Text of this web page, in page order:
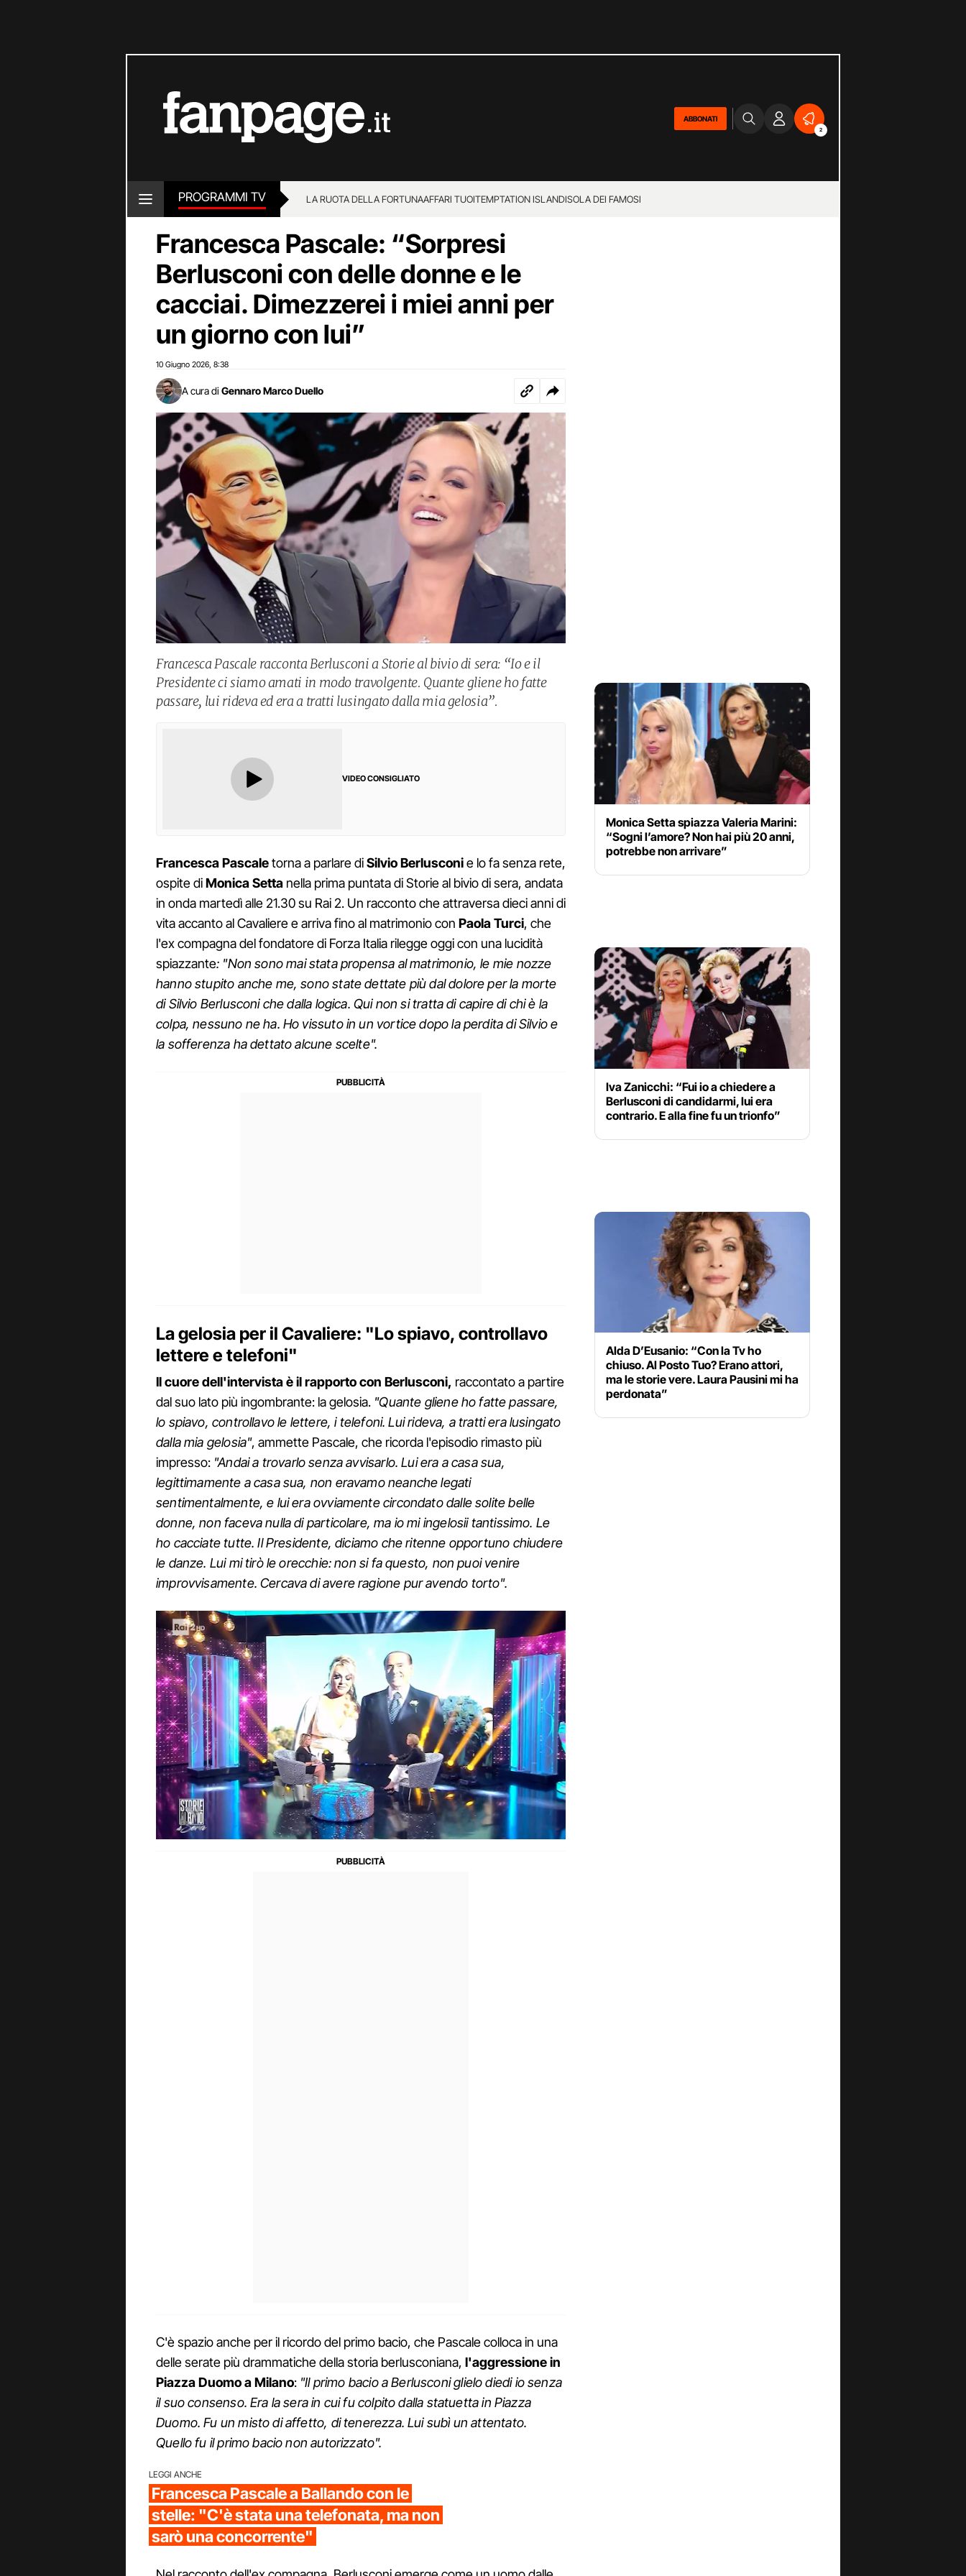
ABBONATI
2
PROGRAMMI TV LA RUOTA DELLA FORTUNAAFFARI TUOITEMPTATION ISLANDISOLA DEI FAMOSI
Francesca Pascale: “Sorpresi
Berlusconi con delle donne e le
cacciai. Dimezzerei i miei anni per
un giorno con lui”
10 Giugno 2026 8:38
A cura di Gennaro Marco Duello
Francesca Pascale racconta Berlusconi a Storie al bivio di sera: “Io e il
Presidente ci siamo amati in modo travolgente. Quante gliene ho fatte
passare, lui rideva ed era a tratti lusingato dalla mia gelosia”.
VIDEO CONSIGLIATO
FrancescaPascaletorna a parlare diSilvioBerlusconie lo fa senza rete,
ospite diMonicaSetta nella prima puntata di Storie al bivio di sera, andata
in onda martedì alle 21.30 su Rai 2. Un racconto che attraversa dieci anni di
vita accanto al Cavaliere e arriva fino al matrimonio con PaolaTurci, che
l'ex compagna del fondatore di Forza Italia rilegge oggi con una lucidità
spiazzante: "Non sono mai stata propensa al matrimonio, le mie nozze
hanno stupito anche me, sono state dettate più dal dolore per la morte
di Silvio Berlusconi che dalla logica. Qui non si tratta di capire di chi è la
colpa, nessuno ne ha. Ho vissuto in un vortice dopo la perdita di Silvio e
la sofferenza ha dettato alcune scelte".
La gelosia per il Cavaliere: "Lo spiavo, controllavo
lettere e telefoni"
Il cuore dell'intervista è il rapporto con Berlusconi, raccontato a partire
dal suo lato più ingombrante: la gelosia. "Quante gliene ho fatte passare,
lo spiavo, controllavo le lettere, i telefoni. Lui rideva, a tratti era lusingato
dalla mia gelosia", ammette Pascale, che ricorda l'episodio rimasto più
impresso: "Andai a trovarlo senza avvisarlo. Lui era a casa sua,
legittimamente a casa sua, non eravamo neanche legati
sentimentalmente, e lui era ovviamente circondato dalle solite belle
donne, non faceva nulla di particolare, ma io mi ingelosii tantissimo. Le
ho cacciate tutte. Il Presidente, diciamo che ritenne opportuno chiudere
le danze. Lui mi tirò le orecchie: non si fa questo, non puoi venire
improvvisamente. Cercava di avere ragione pur avendo torto".
C'è spazio anche per il ricordo del primo bacio, che Pascale colloca in una
delle serate più drammatiche della storia berlusconiana, l'aggressione in
Piazza Duomo a Milano: "Il primo bacio a Berlusconi glielo diedi io senza
il suo consenso. Era la sera in cui fu colpito dalla statuetta in Piazza
Duomo. Fu un misto di affetto, di tenerezza. Lui subì un attentato.
Quello fu il primo bacio non autorizzato".
LEGGI ANCHE
Francesca Pascale a Ballando con le
stelle: "C'è stata una telefonata, ma non
sarò una concorrente"
Monica Setta spiazza Valeria Marini:
“Sogni l’amore? Non hai più 20 anni,
potrebbe non arrivare”
Iva Zanicchi: “Fui io a chiedere a
Berlusconi di candidarmi, lui era
contrario. E alla fine fu un trionfo”
Alda D’Eusanio: “Con la Tv ho
chiuso. Al Posto Tuo? Erano attori,
ma le storie vere. Laura Pausini mi ha
perdonata”